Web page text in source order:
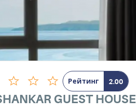
Рейтинг 2.00
GUEST HOUSE